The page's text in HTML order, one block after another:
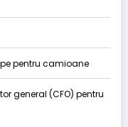
pentru camioane
general (CFO) pentru